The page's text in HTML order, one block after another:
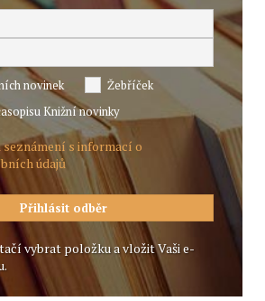
novinek
Žebříček
Knižní novinky
s informací o
údajů
vybrat položku a vložit Vaši e-